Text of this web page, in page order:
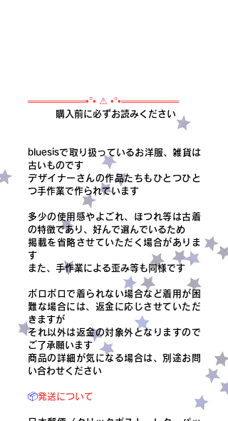
═════════•°• ⚠ •°•═════════
購入前に必ずお読みください
bluesisで取り扱っているお洋服、雑貨は
古いものです
デザイナーさんの作品たちもひとつひと
つ手作業で作られています
多少の使用感やよごれ、ほつれ等は古着
の特徴であり、好んで選んでいるため
掲載を省略させていただく場合がありま
す
また、手作業による歪み等も同様です
ボロボロで着られない場合など着用が困
難な場合には、返金に応じさせていただ
きますが
それ以外は返金の対象外となりますので
ご了承願います
商品の詳細が気になる場合は、別途お問
い合わせください
📦発送について